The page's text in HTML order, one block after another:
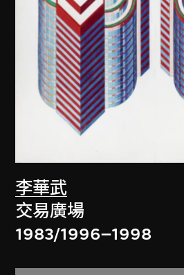
李華武
交易廣場
1983/1996–1998